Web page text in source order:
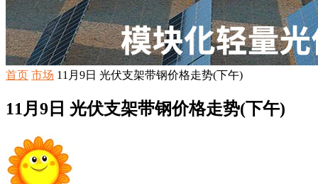
首页 市场 11月9日 光伏支架带钢价格走势(下午)
11月9日 光伏支架带钢价格走势(下午)